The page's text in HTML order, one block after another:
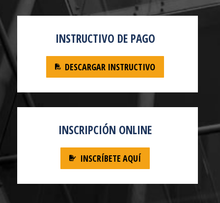
INSTRUCTIVO DE PAGO
DESCARGAR INSTRUCTIVO
INSCRIPCIÓN ONLINE
INSCRÍBETE AQUÍ